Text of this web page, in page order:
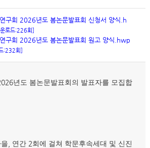
구회 2026년도 봄논문발표회 신청서 양식.h
로드:226회]
구회 2026년도 봄논문발표회 원고 양식.hwp
:232회]
년도 봄논문발표회의 발표자를 모집합
연간 2회에 걸쳐 학문후속세대 및 신진